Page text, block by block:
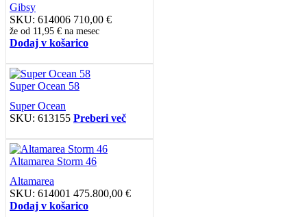
Gibsy
SKU: 614006 710,00 €
že od 11,95 € na mesec
Dodaj v košarico
Super Ocean 58
Super Ocean
SKU: 613155 Preberi več
Altamarea Storm 46
Altamarea
SKU: 614001 475.800,00 €
Dodaj v košarico